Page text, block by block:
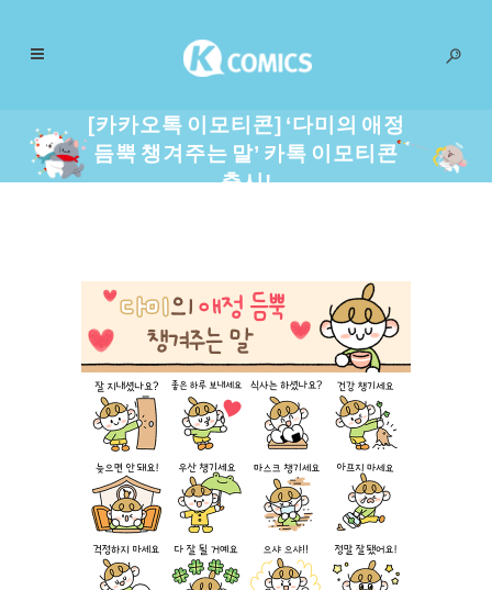
[카카오톡 이모티콘] ‘다미의 애정
듬뿍 챙겨주는 말’ 카톡 이모티콘
출시!